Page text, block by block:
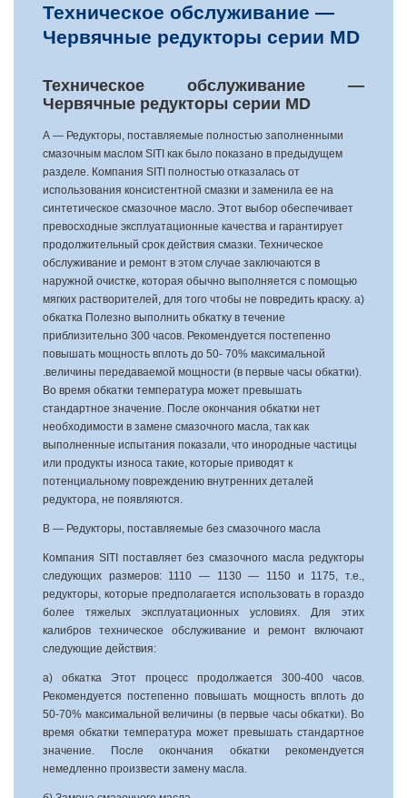
Техническое обслуживание —
Червячные редукторы серии MD
Техническое обслуживание —
Червячные редукторы серии MD
А — Редукторы, поставляемые полностью заполненными
смазочным маслом SITI как было показано в предыдущем
разделе. Компания SITI полностью отказалась от
использования консистентной смазки и заменила ее на
синтетическое смазочное масло. Этот выбор обеспечивает
превосходные эксплуатационные качества и гарантирует
продолжительный срок действия смазки. Техническое
обслуживание и ремонт в этом случае заключаются в
наружной очистке, которая обычно выполняется с помощью
мягких растворителей, для того чтобы не повредить краску. а)
обкатка Полезно выполнить обкатку в течение
приблизительно 300 часов. Рекомендуется постепенно
повышать мощность вплоть до 50- 70% максимальной
.величины передаваемой мощности (в первые часы обкатки).
Во время обкатки температура может превышать
стандартное значение. После окончания обкатки нет
необходимости в замене смазочного масла, так как
выполненные испытания показали, что инородные частицы
или продукты износа такие, которые приводят к
потенциальному повреждению внутренних деталей
редуктора, не появляются.
В — Редукторы, поставляемые без смазочного масла
Компания SITI поставляет без смазочного масла редукторы
следующих размеров: 1110 — 1130 — 1150 и 1175, т.е.,
редукторы, которые предполагается использовать в гораздо
более тяжелых эксплуатационных условиях. Для этих
калибров техническое обслуживание и ремонт включают
следующие действия:
а) обкатка Этот процесс продолжается 300-400 часов.
Рекомендуется постепенно повышать мощность вплоть до
50-70% максимальной величины (в первые часы обкатки). Во
время обкатки температура может превышать стандартное
значение. После окончания обкатки рекомендуется
немедленно произвести замену масла.